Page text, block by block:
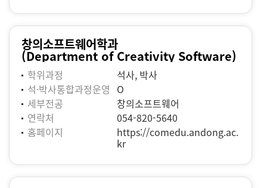
창의소프트웨어학과
(Department of Creativity Software)
학위과정
석사, 박사
석·박사통합과정운영 O
세부전공
창의소프트웨어
연락처
054-820-5640
홈페이지
https://comedu.andong.ac.
kr